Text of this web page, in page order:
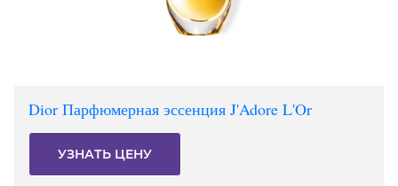
Dior Парфюмерная эссенция J'Adore L'Or
УЗНАТЬ ЦЕНУ